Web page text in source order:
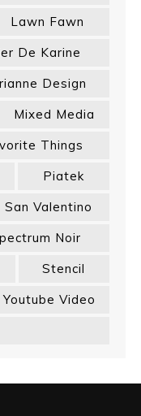
Lawn Fawn
De Karine
Design
Mixed Media
Things
Piatek
San Valentino
Noir
Stencil
Youtube Video